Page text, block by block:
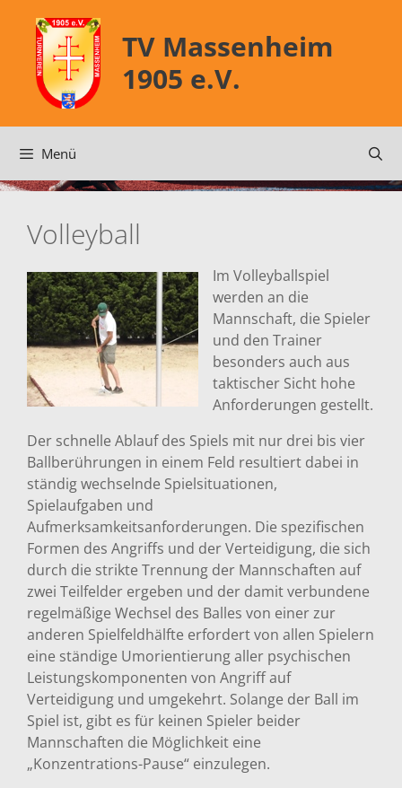
Inhalt
springen
TV Massenheim
1905 e.V.
Menü
Volleyball
Im Volleyballspiel
werden an die
Mannschaft, die Spieler
und den Trainer
besonders auch aus
taktischer Sicht hohe
Anforderungen gestellt.
Der schnelle Ablauf des Spiels mit nur drei bis vier
Ballberührungen in einem Feld resultiert dabei in
ständig wechselnde Spielsituationen,
Spielaufgaben und
Aufmerksamkeitsanforderungen. Die spezifischen
Formen des Angriffs und der Verteidigung, die sich
durch die strikte Trennung der Mannschaften auf
zwei Teilfelder ergeben und der damit verbundene
regelmäßige Wechsel des Balles von einer zur
anderen Spielfeldhälfte erfordert von allen Spielern
eine ständige Umorientierung aller psychischen
Leistungskomponenten von Angriff auf
Verteidigung und umgekehrt. Solange der Ball im
Spiel ist, gibt es für keinen Spieler beider
Mannschaften die Möglichkeit eine
„Konzentrations-Pause“ einzulegen.